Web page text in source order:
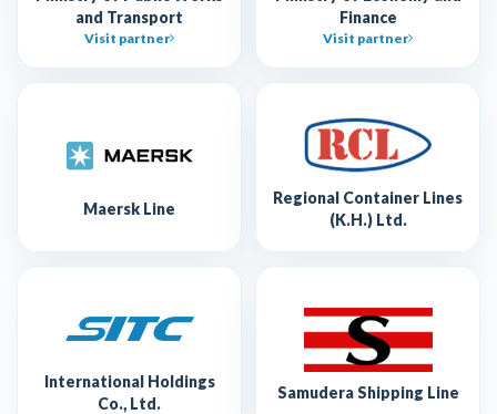
and Transport
Visit partner
Finance
Visit partner
Maersk Line
Regional Container Lines
(K.H.) Ltd.
International Holdings
Co., Ltd.
Samudera Shipping Line